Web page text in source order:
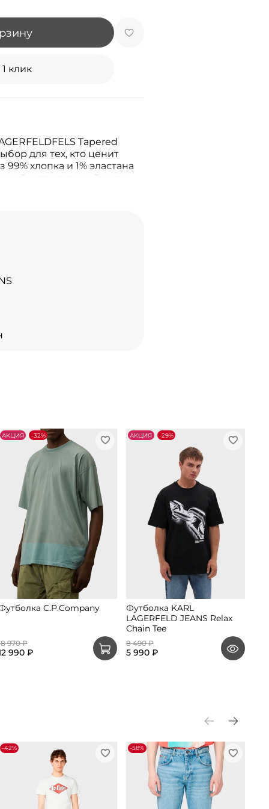
клик
Tapered
для тех, кто ценит
хлопка и 1% эластана
и длительный срок
практичные и модные –
АKЦИЯ -32%
C.P.Company
970 ₽
990 ₽
АKЦИЯ -29%
Футболка KARL
LAGERFELD JEANS Relax
Chain Tee
8 490 ₽
5 990 ₽
-42% -58%